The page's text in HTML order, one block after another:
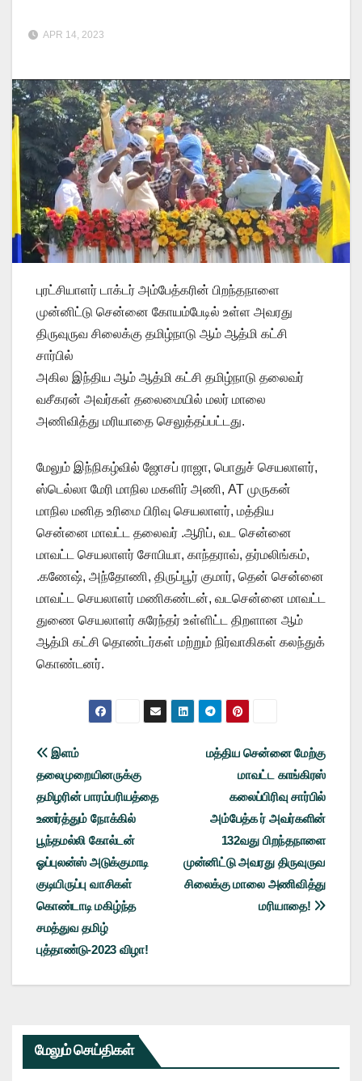
APR 14, 2023
புரட்சியாளர் டாக்டர் அம்பேத்கரின் பிறந்தநாளை
முன்னிட்டு சென்னை கோயம்பேடில் உள்ள அவரது
திருவுருவ சிலைக்கு தமிழ்நாடு ஆம் ஆத்மி கட்சி
சார்பில்
அகில இந்திய ஆம் ஆத்மி கட்சி தமிழ்நாடு தலைவர்
வசீகரன் அவர்கள் தலைமையில் மலர் மாலை
அணிவித்து மரியாதை செலுத்தப்பட்டது.
மேலும் இந்நிகழ்வில் ஜோசப் ராஜா, பொதுச் செயலாளர்,
ஸ்டெல்லா மேரி மாநில மகளிர் அணி, AT முருகன்
மாநில மனித உரிமை பிரிவு செயலாளர், மத்திய
சென்னை மாவட்ட தலைவர் .ஆரிப், வட சென்னை
மாவட்ட செயலாளர் சோபியா, காந்தராவ், தர்மலிங்கம்,
.கணேஷ், அந்தோணி, திருப்பூர் குமார், தென் சென்னை
மாவட்ட செயலாளர் மணிகண்டன், வடசென்னை மாவட்ட
துணை செயலாளர் சுரேந்தர் உள்ளிட்ட திறளான ஆம்
ஆத்மி கட்சி தொண்டர்கள் மற்றும் நிர்வாகிகள் கலந்துக்
கொண்டனர்.
Post
navigation
மத்திய சென்னை மேற்கு
மாவட்ட காங்கிரஸ்
கலைப்பிரிவு சார்பில்
அம்பேத்க ர் அவர்களின்
132வது பிறந்தநாளை
முன்னிட்டு அவரது திருவுருவ
சிலைக்கு மாலை அணிவித்து
மரியாதை!
இளம்
தலைமுறையினருக்கு
தமிழரின் பாரம்பரியத்தை
உணர்த்தும் நோக்கில்
பூந்தமல்லி கோல்டன்
ஓப்புலன்ஸ் அடுக்குமாடி
குடியிருப்பு வாசிகள்
கொண்டாடி மகிழ்ந்த
சமத்துவ தமிழ்
புத்தாண்டு-2023 விழா!
மேலும் செய்திகள்